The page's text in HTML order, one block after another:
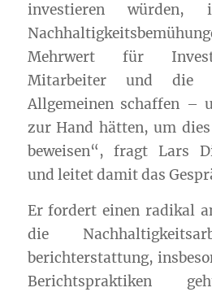
investieren
Mehrwert für
Mitarbeiter und die
Allgemeinen schaffen –
zur Hand hätten, um
beweisen“, fragt Lars
und leitet damit das
Er fordert einen radikal
die
berichterstattung,
Berichtspraktiken